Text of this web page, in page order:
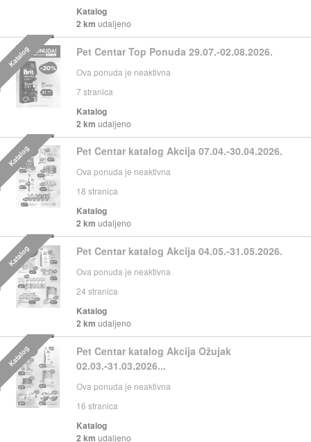
Katalog
2 km udaljeno
Pet Centar Top Ponuda 29.07.-02.08.2026.
Ova ponuda je neaktivna
7 stranica
Katalog
2 km udaljeno
Katalog
Pet Centar katalog Akcija 07.04.-30.04.2026.
Ova ponuda je neaktivna
18 stranica
Katalog
2 km udaljeno
Katalog
Pet Centar katalog Akcija 04.05.-31.05.2026.
Ova ponuda je neaktivna
24 stranica
Katalog
2 km udaljeno
Katalog
Pet Centar katalog Akcija Ožujak
02.03.-31.03.2026...
Ova ponuda je neaktivna
16 stranica
Katalog
2 km udaljeno
Katalog